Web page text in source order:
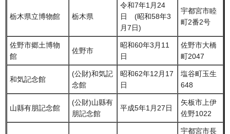
栃木県立博物館 栃木県
令和7年1月24
日 (昭和58年3
月7日)
宇都宮市睦
町2番2号
佐野市郷土博物
館
佐野市
昭和60年3月11
日
佐野市大橋
町2047
和気記念館
(公財)和気記
念館
昭和62年12月17
日
塩谷町玉生
648
山縣有朋記念館
(公財)山縣有
朋記念館
平成5年1月27日
矢板市上伊
佐野1022
宇都宮市長